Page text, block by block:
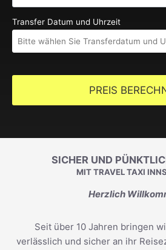
Transfer Datum und Uhrzeit
PREIS
SICHER UND
MIT TRAVEL TAXI
Herzlich
Seit über 10 Jahren bringen
verlässlich und sicher an ihr